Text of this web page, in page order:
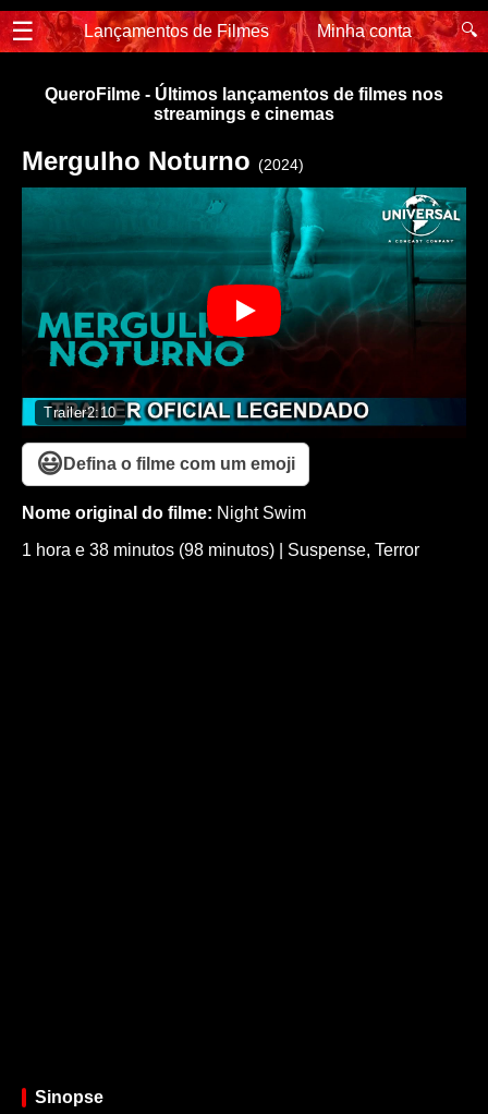
☰ Lançamentos de Filmes Minha conta 🔍
QueroFilme - Últimos lançamentos de filmes nos
streamings e cinemas
Mergulho Noturno (2024)
Trailer2:10
😃 Defina o filme com um emoji
Nome original do filme: Night Swim
1 hora e 38 minutos (98 minutos)
Suspense, Terror
Sinopse